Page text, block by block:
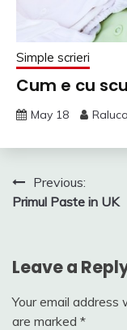
Simple scrieri
Cum e cu
May 18 Raluca
Post
navigation
Previous:
Primul Paste in UK
Leave a
Your email address
are marked *